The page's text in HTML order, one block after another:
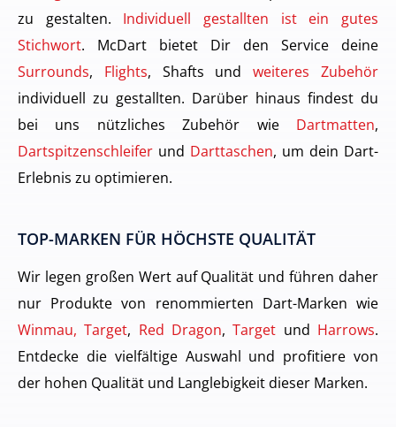
zu gestalten. Individuell gestallten ist ein gutes
Stichwort. McDart bietet Dir den Service deine
Surrounds, Flights, Shafts undweiteres Zubehör
individuell zu gestallten. Darüber hinaus findest du
bei uns nützliches Zubehör wie Dartmatten,
Dartspitzenschleifer und Darttaschen, um dein Dart-
Erlebnis zu optimieren.
TOP-MARKEN FÜR HÖCHSTE QUALITÄT
Wir legen großen Wert auf Qualität und führen daher
nur Produkte von renommierten Dart-Marken wie
Winmau, Target, Red Dragon,Target und Harrows.
Entdecke die vielfältige Auswahl und profitiere von
der hohen Qualität und Langlebigkeit dieser Marken.